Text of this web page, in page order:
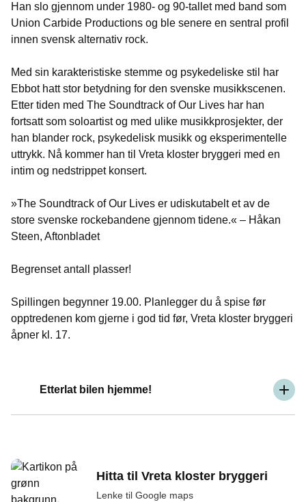
Han slo gjennom under 1980- og 90-tallet med band som
Union Carbide Productions og ble senere en sentral profil
innen svensk alternativ rock.
Med sin karakteristiske stemme og psykedeliske stil har
Ebbot hatt stor betydning for den svenske musikkscenen.
Etter tiden med The Soundtrack of Our Lives har han
fortsatt som soloartist og med ulike musikkprosjekter, der
han blander rock, psykedelisk musikk og eksperimentelle
uttrykk. Nå kommer han til Vreta kloster bryggeri med en
intim og nedstrippet konsert.
»The Soundtrack of Our Lives er udiskutabelt et av de
store svenske rockebandene gjennom tidene.« – Håkan
Steen, Aftonbladet
Begrenset antall plasser!
Spillingen begynner 19.00. Planlegger du å spise før
opptredenen kom gjerne i god tid før, Vreta kloster bryggeri
åpner kl. 17.
Etterlat bilen hjemme!
Hitta til Vreta kloster bryggeri
Lenke til Google maps